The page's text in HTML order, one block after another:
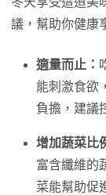
議，幫助你健康
適量而止：
能刺激食欲
負擔，建議
增加蔬菜比
富含纖維的
菜能幫助促